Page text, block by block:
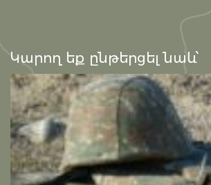
Կարող եք ընթերցել նաև՝